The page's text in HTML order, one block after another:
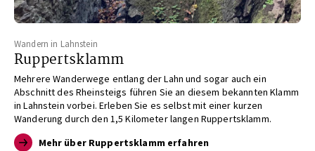
Wandern in Lahnstein
Ruppertsklamm
Mehrere Wanderwege entlang der Lahn und sogar auch ein
Abschnitt des Rheinsteigs führen Sie an diesem bekannten Klamm
in Lahnstein vorbei. Erleben Sie es selbst mit einer kurzen
Wanderung durch den 1,5 Kilometer langen Ruppertsklamm.
Mehr über Ruppertsklamm erfahren